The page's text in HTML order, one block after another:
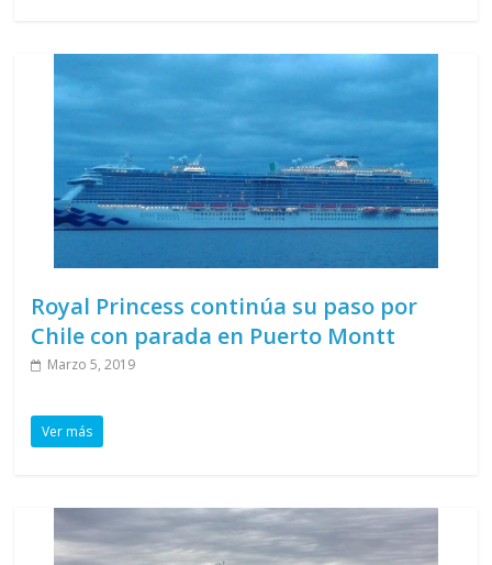
Royal Princess continúa su paso por
Chile con parada en Puerto Montt
Marzo 5, 2019
Ver más